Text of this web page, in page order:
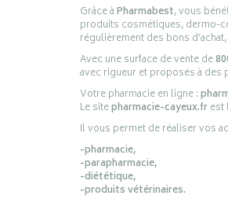
Grâce àPharmabest, vous
produits cosmétiques, dermo-
régulièrement des bons
Avec une surface de vente de
avec rigueur et proposés à des
Votre pharmacie en ligne :
Le sitepharmacie-cayeux.frest
Il vous permet de réaliser vos
-pharmacie,
-parapharmacie,
-diététique,
-produits vétérinaires.